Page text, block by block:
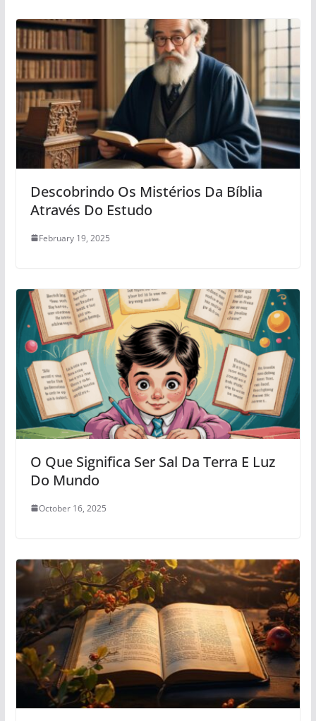
Descobrindo Os Mistérios Da Bíblia
Através Do Estudo
February 19, 2025
O Que Significa Ser Sal Da Terra E Luz
Do Mundo
October 16, 2025